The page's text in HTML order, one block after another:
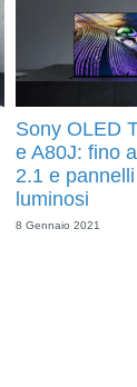
Sony OLED
e A80J: fino
2.1 e
luminosi
8 Gennaio 2021